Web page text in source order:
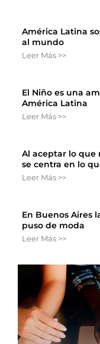
América Latina
al mundo
Leer Más >>
El Niño es una
América Latina
Leer Más >>
Al aceptar lo que
se centra en lo
Leer Más >>
En Buenos Aires
puso de moda
Leer Más >>